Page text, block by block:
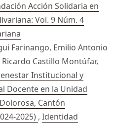
Acción Solidaria en
Vol. 9 Núm. 4
Farinango, Emilio Antonio
Castillo Montúfar,
Institucional y
Docente en la Unidad
Cantón
2025) , Identidad